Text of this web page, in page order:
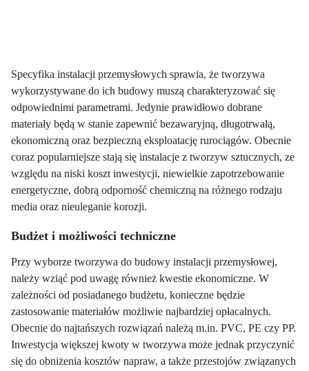
Specyfika instalacji przemysłowych sprawia, że tworzywa
wykorzystywane do ich budowy muszą charakteryzować się
odpowiednimi parametrami. Jedynie prawidłowo dobrane
materiały będą w stanie zapewnić bezawaryjną, długotrwałą,
ekonomiczną oraz bezpieczną eksploatację rurociągów. Obecnie
coraz popularniejsze stają się instalacje z tworzyw sztucznych, ze
względu na niski koszt inwestycji, niewielkie zapotrzebowanie
energetyczne, dobrą odporność chemiczną na różnego rodzaju
media oraz nieuleganie korozji.
Budżet i możliwości techniczne
Przy wyborze tworzywa do budowy instalacji przemysłowej,
należy wziąć pod uwagę również kwestie ekonomiczne. W
zależności od posiadanego budżetu, konieczne będzie
zastosowanie materiałów możliwie najbardziej opłacalnych.
Obecnie do najtańszych rozwiązań należą m.in. PVC, PE czy PP.
Inwestycja większej kwoty w tworzywa może jednak przyczynić
się do obniżenia kosztów napraw, a także przestojów związanych